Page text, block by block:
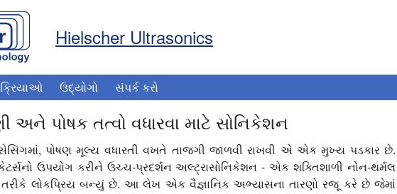
Hielscher Ultrasonics
ઉદ્યોગો સંપર્ક કરો
અને પોષક તત્વો વધારવા માટે સોનિકેશન
પોષણ મૂલ્ય વધારતી વખતે તાજગી જાળવી રાખવી એ એક મુખ્ય પડકાર છે.
ઉપયોગ કરીને ઉચ્ચ-પ્રદર્શન અલ્ટ્રાસોનિકેશન - એક શક્તિશાળી નોન-થર્મલ
તરીકે લોકપ્રિય બન્યું છે. આ લેખ એક વૈજ્ઞાનિક અભ્યાસના તારણો રજૂ કરે છે જેમાં